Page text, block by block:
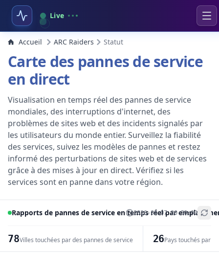
Live
Accueil ARC Raiders Statut
Carte des pannes de service
en direct
Visualisation en temps réel des pannes de service
mondiales, des interruptions d'internet, des
problèmes de sites web et des incidents signalés par
les utilisateurs du monde entier. Surveillez la fiabilité
des services, suivez les modèles de pannes et restez
informé des perturbations de sites web et de services
grâce à des mises à jour en direct. Vérifiez si les
services sont en panne dans votre région.
Rapports de pannes de service en temps réel par
2026-08-07 20:50:00
78Villes touchées par des pannes de service 26Pays touchés par
+